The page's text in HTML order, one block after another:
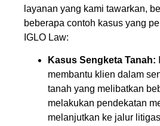
layanan yang kami tawarkan,
beberapa contoh kasus yang
IGLO Law:
Kasus Sengketa Tanah:
membantu klien dalam
tanah yang melibatkan
melakukan pendekatan
melanjutkan ke jalur